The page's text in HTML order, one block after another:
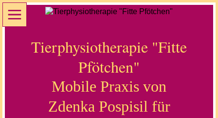
Tierphysiotherapie "Fitte
Pfötchen"
Mobile Praxis von
Zdenka Pospisil für